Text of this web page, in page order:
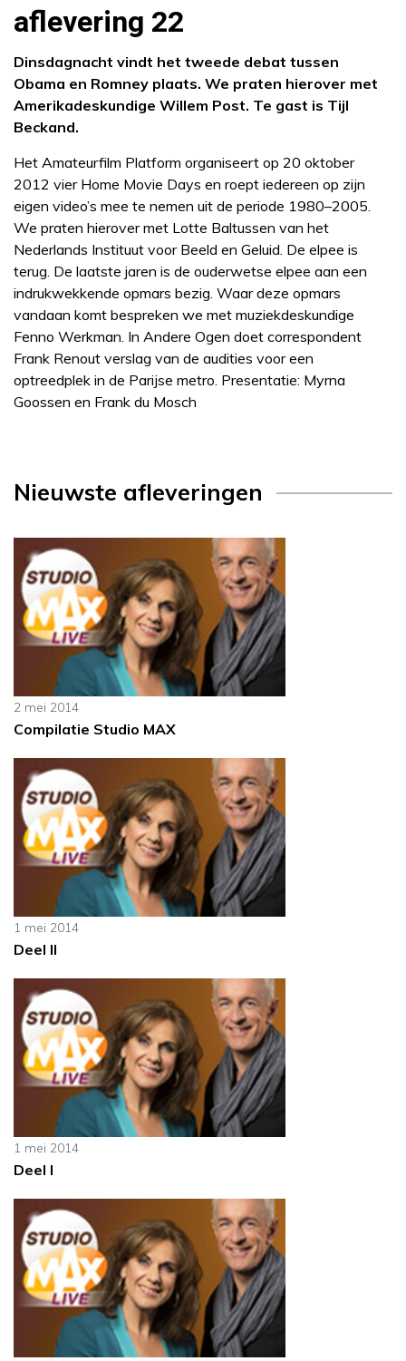
aflevering 22
Dinsdagnacht vindt het tweede debat tussen
Obama en Romney plaats. We praten hierover met
Amerikadeskundige Willem Post. Te gast is Tijl
Beckand.
Het Amateurfilm Platform organiseert op 20 oktober
2012 vier Home Movie Days en roept iedereen op zijn
eigen video’s mee te nemen uit de periode 1980–2005.
We praten hierover met Lotte Baltussen van het
Nederlands Instituut voor Beeld en Geluid. De elpee is
terug. De laatste jaren is de ouderwetse elpee aan een
indrukwekkende opmars bezig. Waar deze opmars
vandaan komt bespreken we met muziekdeskundige
Fenno Werkman. In Andere Ogen doet correspondent
Frank Renout verslag van de audities voor een
optreedplek in de Parijse metro. Presentatie: Myrna
Goossen en Frank du Mosch
Nieuwste afleveringen
2 mei 2014
Compilatie Studio MAX
1 mei 2014
Deel II
1 mei 2014
Deel I